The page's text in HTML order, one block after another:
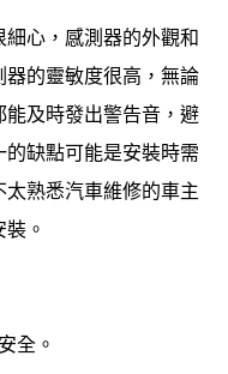
心，感測器的外觀和
的靈敏度很高，無論
及時發出警告音，避
缺點可能是安裝時需
熟悉汽車維修的車主
。
全。